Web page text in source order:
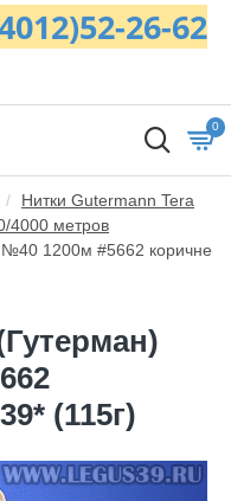
26-62
0
Нитки Gutermann Tera
4000 метров
1200м #5662 коричне
(115г)